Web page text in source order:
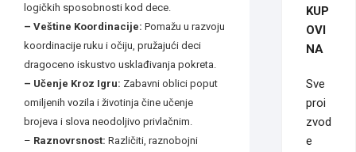
logičkih sposobnosti kod dece.
– Veštine Koordinacije: Pomažu u razvoju
koordinacije ruku i očiju, pružajući deci
dragoceno iskustvo usklađivanja pokreta.
– Učenje Kroz Igru: Zabavni oblici poput
omiljenih vozila i životinja čine učenje
brojeva i slova neodoljivo privlačnim.
– Raznovrsnost: Različiti, raznobojni
KUP
OVI
NA
Sve
proi
zvod
e